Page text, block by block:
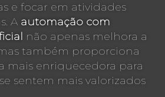
e focar em atividades
A automação com
não apenas melhora a
também proporciona
mais enriquecedora para
sentem mais valorizados